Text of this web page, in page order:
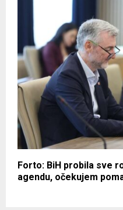
Forto: BiH probila sve
agendu, očekujem